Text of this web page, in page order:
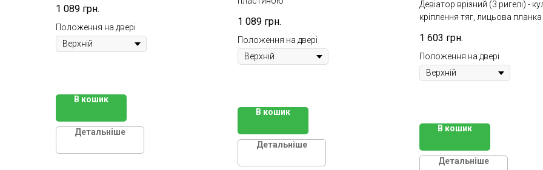
1 089 грн.
Положення на двері
В кошик
Детальніше
1 089 грн.
Положення на двері
В кошик
Детальніше
Девіатор врізний (3 ригелі) -
кріплення тяг, лицьова планка
1 603 грн.
Положення на двері
В кошик
Детальніше